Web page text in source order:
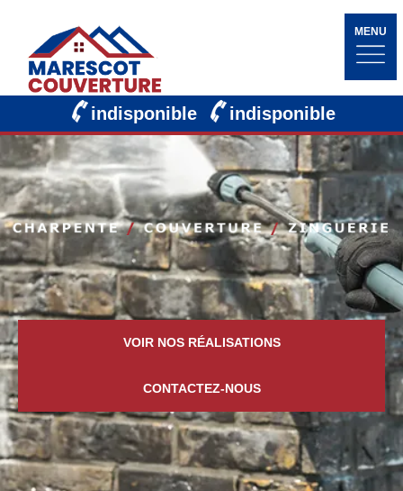
MENU
indisponible indisponible
VOIR NOS RÉALISATIONS
CONTACTEZ-NOUS